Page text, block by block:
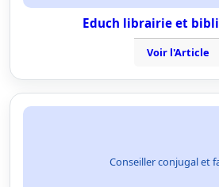
Educh librairie et
Voir l'Article
Conseiller conjugal et